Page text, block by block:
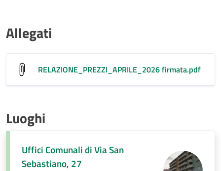
Allegati
RELAZIONE_PREZZI_APRILE_2026 firmata.pdf
Luoghi
Uffici Comunali di Via San
Sebastiano, 27